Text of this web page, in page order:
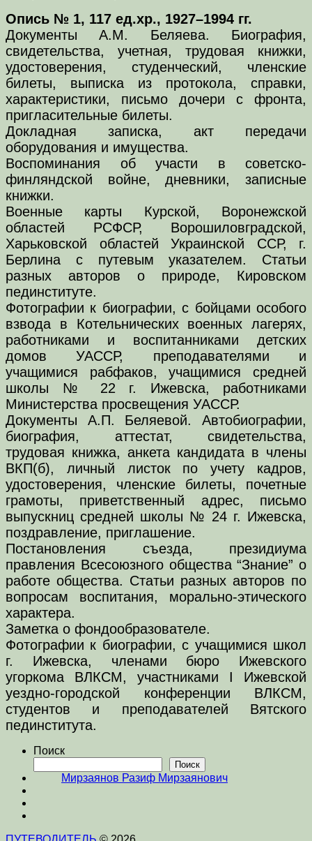
Опись № 1, 117 ед.хр., 1927–1994 гг.
Документы А.М. Беляева. Биография,
свидетельства, учетная, трудовая книжки,
удостоверения, студенческий, членские
билеты, выписка из протокола, справки,
характеристики, письмо дочери с фронта,
пригласительные билеты.
Докладная записка, акт передачи
оборудования и имущества.
Воспоминания об участи в советско-
финляндской войне, дневники, записные
книжки.
Военные карты Курской, Воронежской
областей РСФСР, Ворошиловградской,
Харьковской областей Украинской ССР, г.
Берлина с путевым указателем. Статьи
разных авторов о природе, Кировском
пединституте.
Фотографии к биографии, с бойцами особого
взвода в Котельнических военных лагерях,
работниками и воспитанниками детских
домов УАССР, преподавателями и
учащимися рабфаков, учащимися средней
школы № 22 г. Ижевска, работниками
Министерства просвещения УАССР.
Документы А.П. Беляевой. Автобиографии,
биография, аттестат, свидетельства,
трудовая книжка, анкета кандидата в члены
ВКП(б), личный листок по учету кадров,
удостоверения, членские билеты, почетные
грамоты, приветственный адрес, письмо
выпускниц средней школы № 24 г. Ижевска,
поздравление, приглашение.
Постановления съезда, президиума
правления Всесоюзного общества “Знание” о
работе общества. Статьи разных авторов по
вопросам воспитания, морально-этического
характера.
Заметка о фондообразователе.
Фотографии к биографии, с учащимися школ
г. Ижевска, членами бюро Ижевского
угоркома ВЛКСМ, участниками I Ижевской
уездно-городской конференции ВЛКСМ,
студентов и преподавателей Вятского
пединститута.
Поиск
Поиск
Мирзаянов Разиф Мирзаянович